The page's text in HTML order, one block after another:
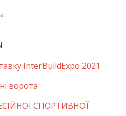
InterBuildExpo 2021
ворота
СПОРТИВНОЇ